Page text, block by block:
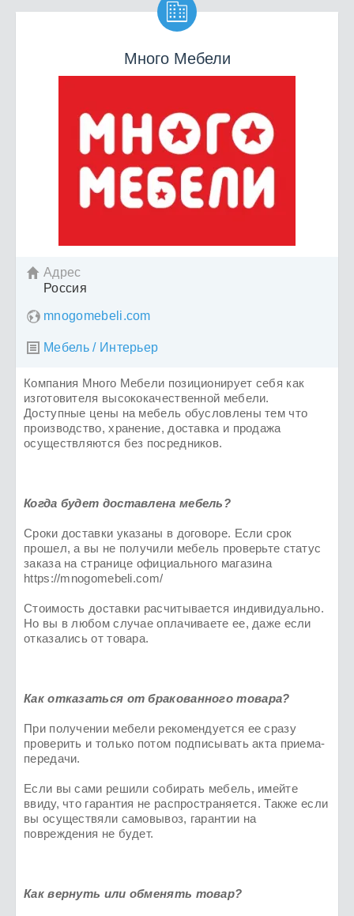

Много Мебели
 Адрес
Россия
mnogomebeli.com
 Мебель / Интерьер
Компания Много Мебели позиционирует себя как
изготовителя высококачественной мебели.
Доступные цены на мебель обусловлены тем что
производство, хранение, доставка и продажа
осуществляются без посредников.
Когда будет доставлена мебель?
Сроки доставки указаны в договоре. Если срок
прошел, а вы не получили мебель проверьте статус
заказа на странице официального магазина
https://mnogomebeli.com/
Стоимость доставки расчитывается индивидуально.
Но вы в любом случае оплачиваете ее, даже если
отказались от товара.
Как отказаться от бракованного товара?
При получении мебели рекомендуется ее сразу
проверить и только потом подписывать акта приема-
передачи.
Если вы сами решили собирать мебель, имейте
ввиду, что гарантия не распространяется. Также если
вы осуществяли самовывоз, гарантии на
повреждения не будет.
Как вернуть или обменять товар?